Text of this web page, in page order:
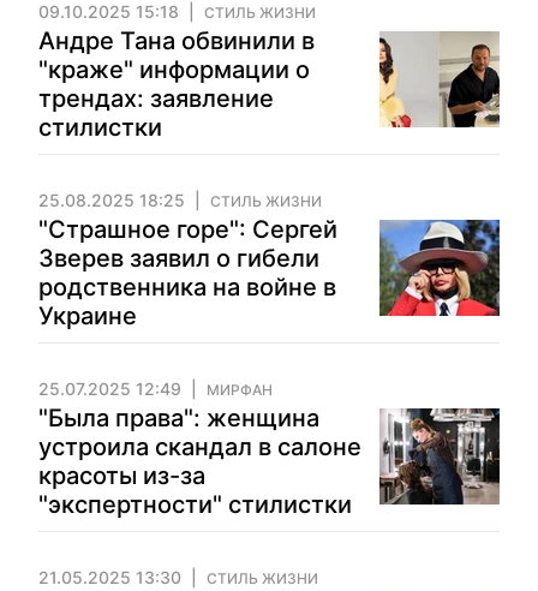
09.10.2025 15:18 СТИЛЬ ЖИЗНИ
Андре Тана обвинили в
"краже" информации о
трендах: заявление
стилистки
25.08.2025 18:25 СТИЛЬ ЖИЗНИ
"Страшное горе": Сергей
Зверев заявил о гибели
родственника на войне в
Украине
25.07.2025 12:49 МИРФАН
"Была права": женщина
устроила скандал в салоне
красоты из-за
"экспертности" стилистки
21.05.2025 13:30 СТИЛЬ ЖИЗНИ